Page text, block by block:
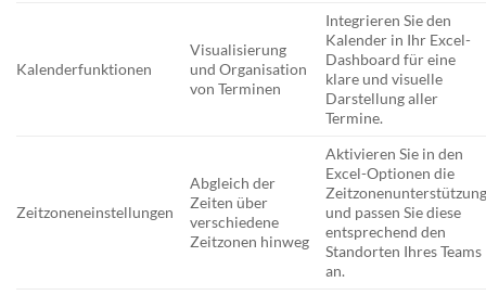
Kalenderfunktionen
Visualisierung
und Organisation
von Terminen
Integrieren Sie den
Kalender in Ihr Excel-
Dashboard für eine
klare und visuelle
Darstellung aller
Termine.
Zeitzoneneinstellungen
Abgleich der
Zeiten über
verschiedene
Zeitzonen hinweg
Aktivieren Sie in den
Excel-Optionen die
und passen Sie diese
entsprechend den
Standorten Ihres Teams
an.